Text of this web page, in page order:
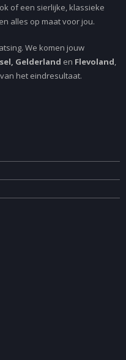
of een sierlijke, klassieke
alles op maat voor jou.
We komen jouw
Gelderland en Flevoland,
het eindresultaat.